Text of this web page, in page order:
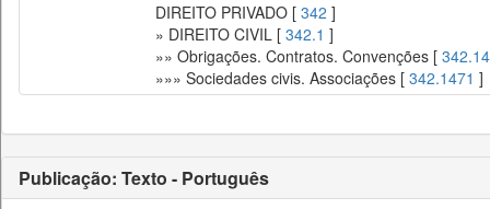
DIREITO PRIVADO [ 342 ]
» DIREITO CIVIL [ 342.1 ]
»» Obrigações. Contratos. Convenções [ 342.14
»»» Sociedades civis. Associações [ 342.1471 ]
Publicação: Texto - Português